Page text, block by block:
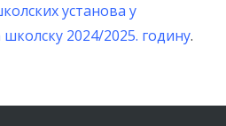
установа у
2024/2025. годину.